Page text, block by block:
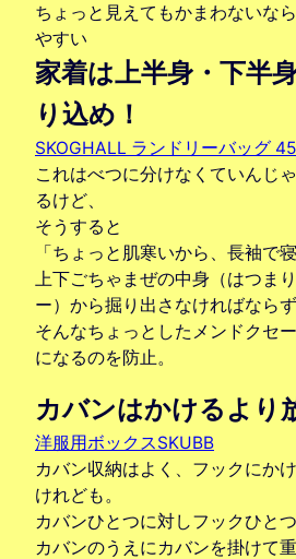
ちょっと見えてもかまわないな
やすい
家着は上半身・下半
り込め！
SKOGHALL ランドリーバッグ
これはべつに分けなくていんじ
るけど、
そうすると
「ちょっと肌寒いから、長袖で
上下ごちゃまぜの中身（はつま
ー）から掘り出さなければならず
そんなちょっとしたメンドクセ
になるのを防止。
カバンはかけるより
洋服用ボックスSKUBB
カバン収納はよく、フックにか
けれども。
カバンひとつに対しフックひとつ
カバンのうえにカバンを掛けて